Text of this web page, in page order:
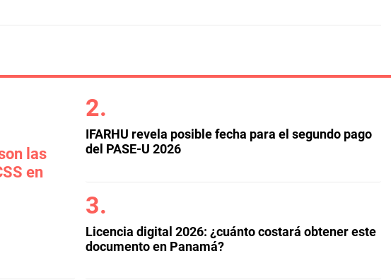
las
en
IFARHU revela posible fecha para el segundo pago
del PASE-U 2026
Licencia digital 2026: ¿cuánto costará obtener este
documento en Panamá?